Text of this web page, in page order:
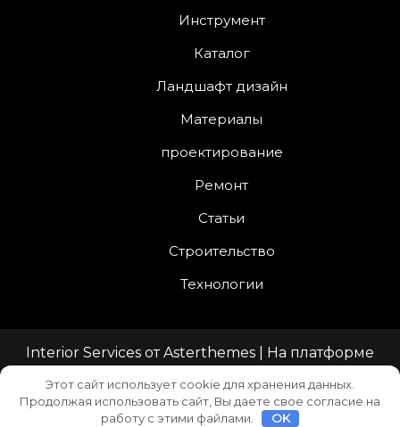
Инструмент
Каталог
Ландшафт дизайн
Материалы
проектирование
Ремонт
Статьи
Строительство
Технологии
Interior Services отAsterthemes | На платформе
Facebook
TwitterInstagram
LinkedInYouTube
Этот сайт использует cookie для хранения данных.
Продолжая использовать сайт, Вы даете свое согласие на
работу с этими файлами.
OK